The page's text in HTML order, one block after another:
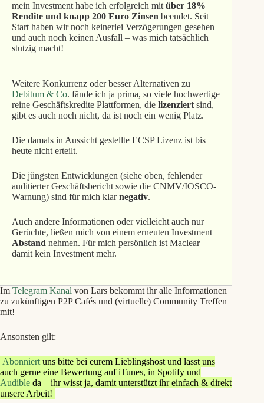
mein Investment habe ich erfolgreich mit über 18%
Rendite und knapp 200 Euro Zinsen beendet. Seit
Start haben wir noch keinerlei Verzögerungen gesehen
und auch noch keinen Ausfall – was mich tatsächlich
stutzig macht!
Weitere Konkurrenz oder besser Alternativen zu
Debitum & Co. fände ich ja prima, so viele hochwertige
reine Geschäftskredite Plattformen, die lizenziertsind,
gibt es auch noch nicht, da ist noch ein wenig Platz.
Die damals in Aussicht gestellte ECSP Lizenz ist bis
heute nicht erteilt.
Die jüngsten Entwicklungen (siehe oben, fehlender
auditierter Geschäftsbericht sowie die CNMV/IOSCO-
Warnung) sind für mich klarnegativ.
Auch andere Informationen oder vielleicht auch nur
Gerüchte, ließen mich von einem erneuten Investment
Abstand nehmen. Für mich persönlich ist Maclear
damit kein Investment mehr.
Im Telegram Kanal von Lars bekommt ihr alle Informationen
zu zukünftigen P2P Cafés und (virtuelle) Community Treffen
mit!
Ansonsten gilt:
Abonniert uns bitte bei eurem Lieblingshost und lasst uns
auch gerne eine Bewertung auf iTunes, in Spotify und
Audible da – ihr wisst ja, damit unterstützt ihr einfach & direkt
unsere Arbeit!